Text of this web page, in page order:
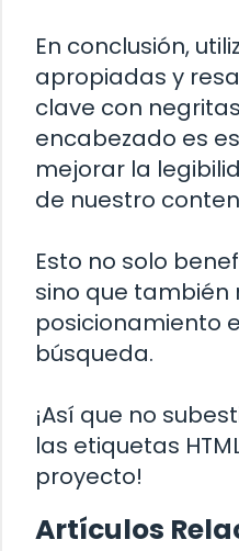
En conclusión,
apropiadas y
clave con
encabezado es
mejorar la
de nuestro
Esto no solo
sino que también
posicionamiento
búsqueda.
¡Así que no
las etiquetas
proyecto!
Artículos